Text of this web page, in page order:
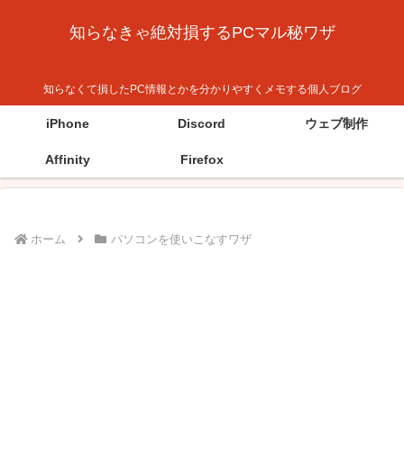
知らなきゃ絶対損するPCマル秘ワザ
知らなくて損したPC情報とかを分かりやすくメモする個人ブログ
iPhone Discord ウェブ制作
Affinity Firefox
ホーム パソコンを使いこなすワザ